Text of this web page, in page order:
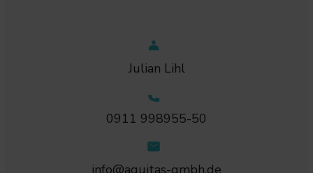
Julian Lihl
0911 998955-50
info@aquitas-gmbh.de